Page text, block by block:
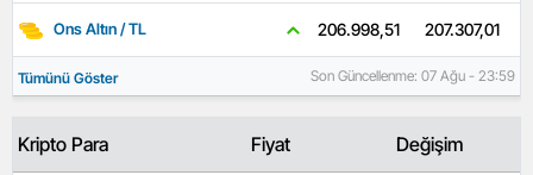
Ons Altın / TL 206.998,51 207.307,01
Tümünü Göster Son Güncellenme: 07 Ağu - 23:59
Kripto Para Fiyat Değişim